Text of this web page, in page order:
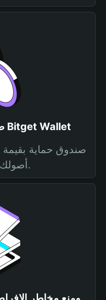
صندوق حماية محفظة Bitget Wallet
أصولك ومعاملاتك.